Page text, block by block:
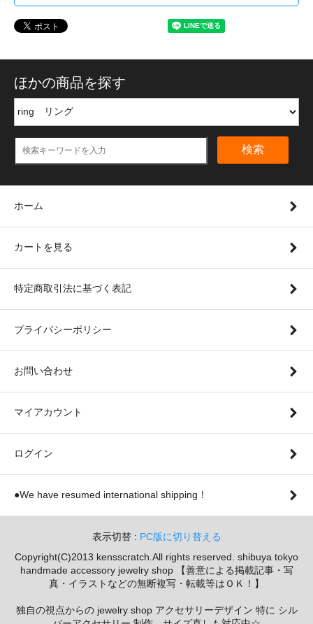
ほかの商品を探す
検索
ホーム
カートを見る
特定商取引法に基づく表記
プライバシーポリシー
お問い合わせ
マイアカウント
ログイン
●We have resumed international shipping！
表示切替 : PC版に切り替える
Copyright(C)2013 kensscratch.All rights reserved. shibuya tokyo
handmade accessory jewelry shop 【善意による掲載記事・写
真・イラストなどの無断複写・転載等はＯＫ！】
独自の視点からの jewelry shop アクセサリーデザイン 特に シル